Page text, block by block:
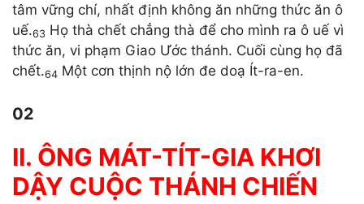
tâm vững chí, nhất định không ăn những thức ăn ô
uế.63 Họ thà chết chẳng thà để cho mình ra ô uế vì
thức ăn, vi phạm Giao Ước thánh. Cuối cùng họ đã
chết.64 Một cơn thịnh nộ lớn đe doạ Ít-ra-en.
02
II. ÔNG MÁT-TÍT-GIA KHƠI
DẬY CUỘC THÁNH CHIẾN